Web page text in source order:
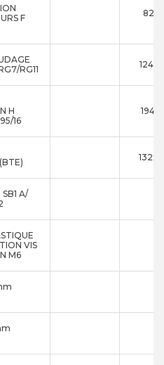
F
RG11
H
16
A/
VIS
M6